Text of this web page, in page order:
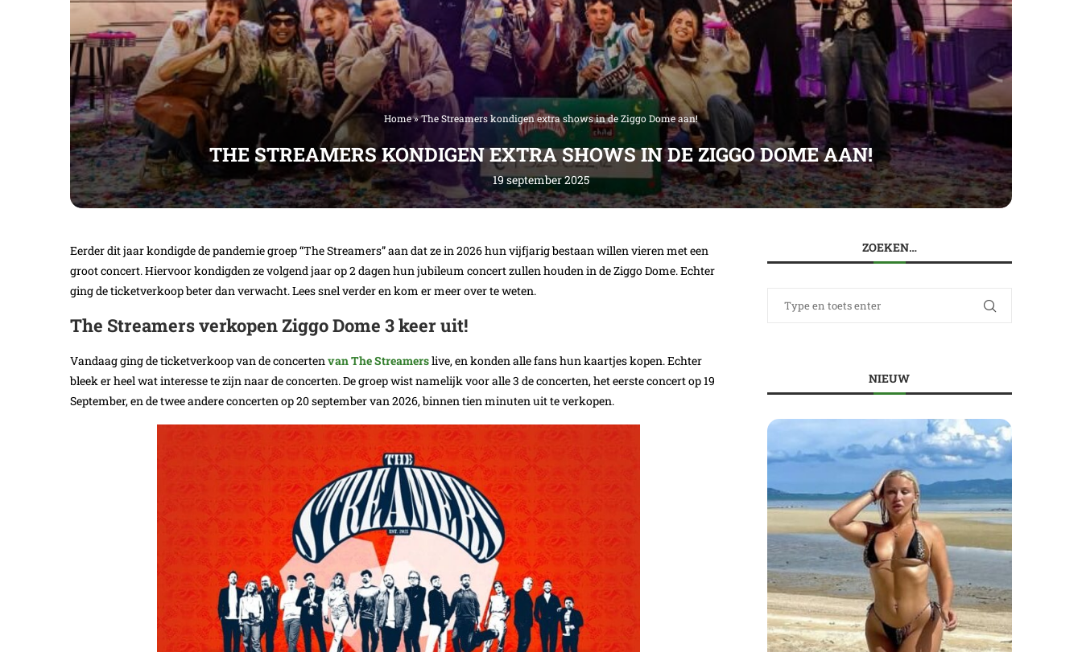
Home»The Streamers kondigen extra shows in de Ziggo Dome aan!
THE STREAMERS KONDIGEN EXTRA SHOWS IN DE ZIGGO DOME AAN!
19 september 2025
Eerder dit jaar kondigde de pandemie groep “The Streamers” aan dat ze in 2026 hun vijfjarig bestaan willen vieren met een
groot concert. Hiervoor kondigden ze volgend jaar op 2 dagen hun jubileum concert zullen houden in de Ziggo Dome. Echter
ging de ticketverkoop beter dan verwacht. Lees snel verder en kom er meer over te weten.
The Streamers verkopen Ziggo Dome 3 keer uit!
Vandaag ging de ticketverkoop van de concertenvan The Streamerslive, en konden alle fans hun kaartjes kopen. Echter
bleek er heel wat interesse te zijn naar de concerten. De groep wist namelijk voor alle 3 de concerten, het eerste concert op 19
September, en de twee andere concerten op 20 september van 2026, binnen tien minuten uit te verkopen.
ZOEKEN…
NIEUW